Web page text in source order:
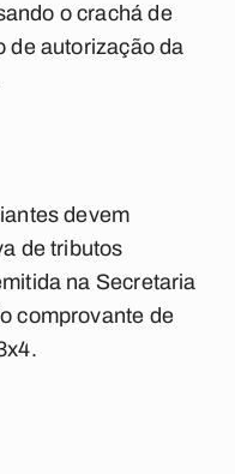
o crachá de
de autorização da
devem
de tributos
na Secretaria
comprovante de